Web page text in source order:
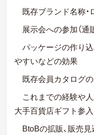
既存ブランド名称・
展示会への参加（通
パッケージの作り
やすいなどの効果
既存会員カタログ
これまでの経験や
大手百貨店ギフト参入
BtoBの拡販、販売